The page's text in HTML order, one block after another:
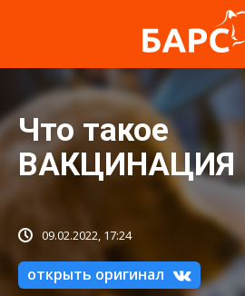
Что такое
ВАКЦИНАЦИЯ
09.02.2022, 17:24
открыть оригинал